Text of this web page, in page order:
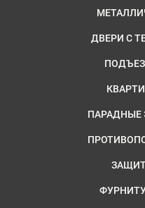
ДВЕРИ С
ПАРАДНЫЕ